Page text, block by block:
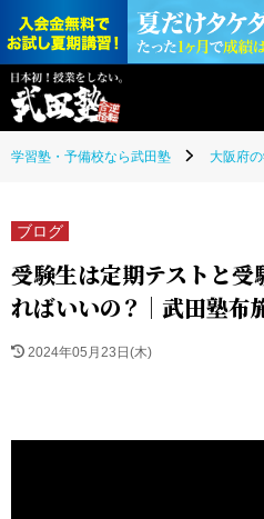
学習塾・予備校なら武田塾 大阪府
ブログ
受験生は定期テストと
ればいいの？｜武田塾布
2024年05月23日(木)